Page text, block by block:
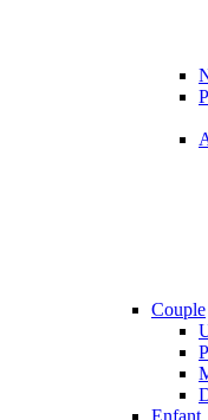
Couple
Enfant